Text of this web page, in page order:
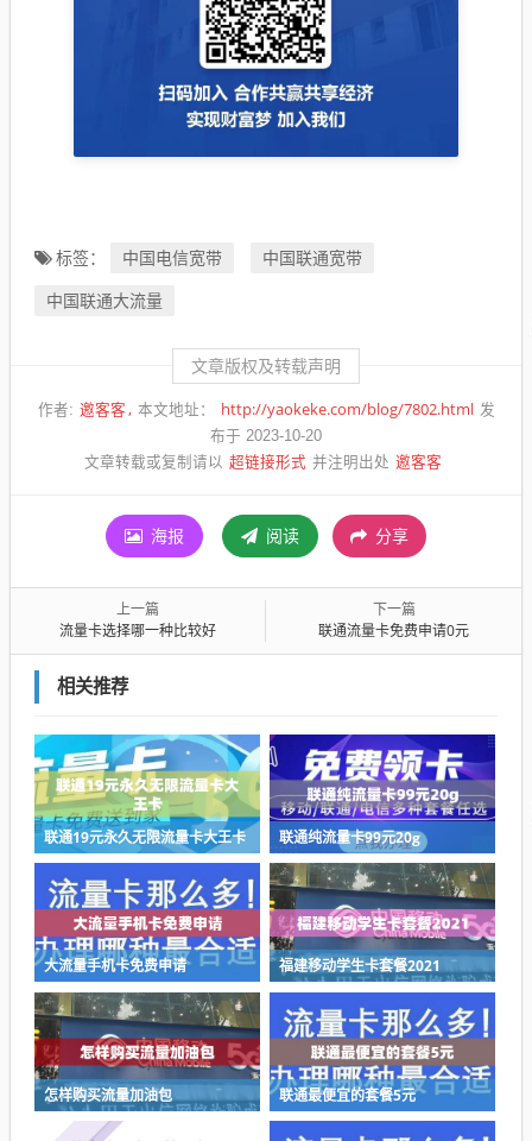
标签： 中国电信宽带
中国联通宽带
中国联通大流量
文章版权及转载声明
作者: 邀客客 本文地址： http://yaokeke.com/blog/7802.html 发
布于 2023-10-20
文章转载或复制请以 超链接形式 并注明出处 邀客客
海报 阅读 分享
上一篇
流量卡选择哪一种比较好
下一篇
联通流量卡免费申请0元
相关推荐
联通19元永久无限流量卡大王卡 联通纯流量卡99元20g
大流量手机卡免费申请 福建移动学生卡套餐2021
怎样购买流量加油包 联通最便宜的套餐5元